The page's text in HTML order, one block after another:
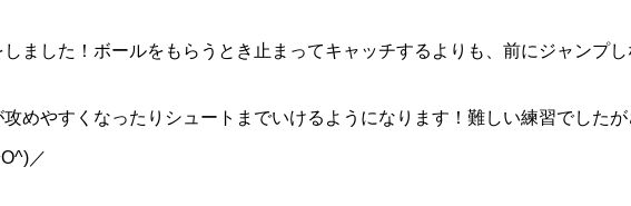
ました！ボールをもらうとき止まってキャッチするよりも、前にジャンプし
めやすくなったりシュートまでいけるようになります！難しい練習でしたが
／